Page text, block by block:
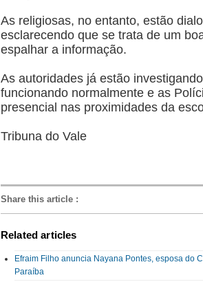
As religiosas, no entanto, estão
esclarecendo que se trata de um
espalhar a informação.
As autoridades já estão
funcionando normalmente e as
presencial nas proximidades da
Tribuna do Vale
Share this article :
Related articles
Efraim Filho anuncia Nayana Pontes, esposa do
Paraíba